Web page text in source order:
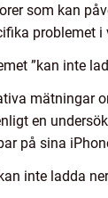
som kan
problemet
”kan inte
mätningar
en
på sina
inte ladda